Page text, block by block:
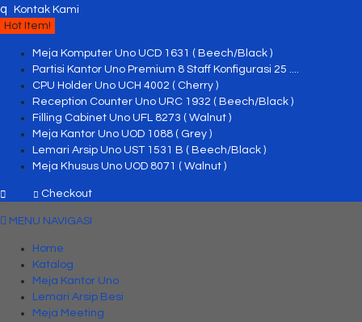
q
Kontak Kami
Hot Item!
Meja Komputer Uno UCD 1631 ( Beech/Black )
Partisi Kantor Uno Premium 8 Staff Konfigurasi 25 ....
CPU Holder Uno UCH 4002 ( Cherry )
Reception Counter Uno URC 1932 ( Beech/Black )
Filling Cabinet Uno UFL 8273 ( Walnut )
Meja Kantor Uno UOD 1088 ( Grey )
Lemari Arsip Uno UST 1531 B ( Beech/Black )
Meja Khusus Uno UOD 8071 ( Walnut )
Checkout
MENU NAVIGASI
Home
Katalog
Meja Kantor Uno
Lemari Arsip Besi
Meja Meeting